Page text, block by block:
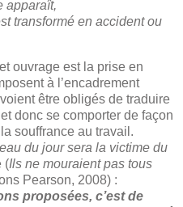
apparaît,
transformé en accident ou
ouvrage est la prise en
à l’encadrement
être obligés de traduire
donc se comporter de façon
souffrance au travail.
du jour sera la victime du
(Ils ne mouraient pas tous
Pearson, 2008) :
proposées, c’est de